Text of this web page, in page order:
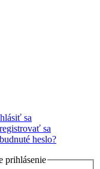
sa
sa
heslo?
prihlásenie